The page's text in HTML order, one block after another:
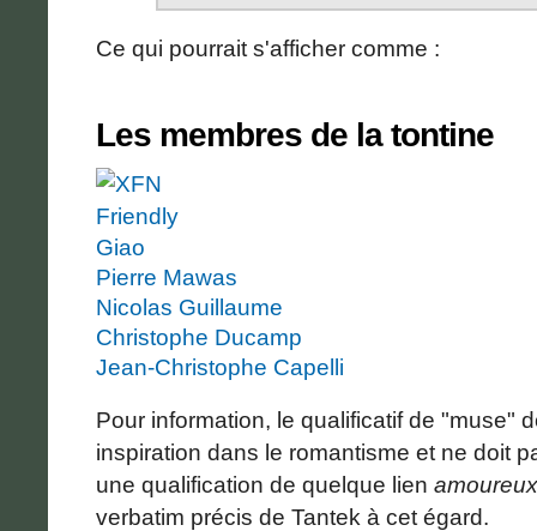
Ce qui pourrait s'afficher comme :
Les membres de la tontine
Giao
Pierre Mawas
Nicolas Guillaume
Christophe Ducamp
Jean-Christophe Capelli
Pour information, le qualificatif de "muse"
inspiration dans le romantisme et ne doit
une qualification de quelque lien amoureux
verbatim précis de Tantek à cet égard.